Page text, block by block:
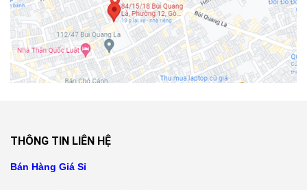
THÔNG TIN LIÊN HỆ
Bán Hàng Giá Sỉ